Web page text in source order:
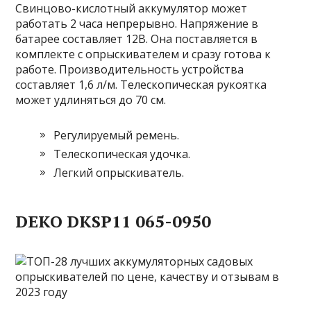
Свинцово-кислотный аккумулятор может
работать 2 часа непрерывно. Напряжение в
батарее составляет 12В. Она поставляется в
комплекте с опрыскивателем и сразу готова к
работе. Производительность устройства
составляет 1,6 л/м. Телескопическая рукоятка
может удлиняться до 70 см.
Регулируемый ремень.
Телескопическая удочка.
Легкий опрыскиватель.
DEKO DKSP11 065-0950